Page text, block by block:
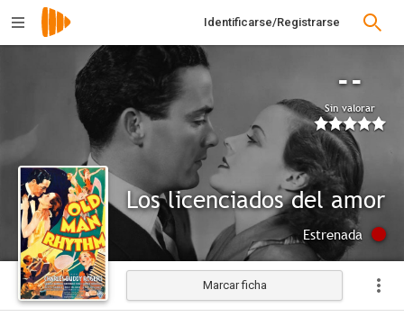
Identificarse/Registrarse
--
Sin valorar
Los licenciados del amor
Estrenada
Marcar ficha